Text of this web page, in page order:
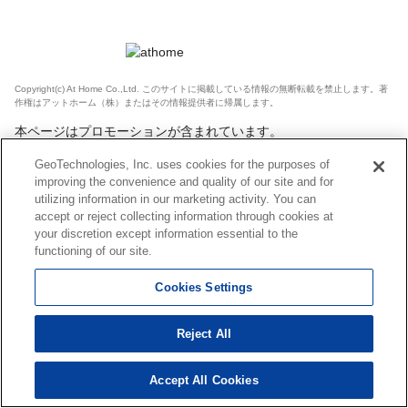
Copyright(c) At Home Co.,Ltd. このサイトに掲載している情報の無断転載を禁止します。著
作権はアットホーム（株）またはその情報提供者に帰属します。
本ページはプロモーションが含まれています。
GeoTechnologies, Inc. uses cookies for the purposes of
improving the convenience and quality of our site and for
utilizing information in our marketing activity. You can
accept or reject collecting information through cookies at
your discretion except information essential to the
functioning of our site.
Cookies Settings
Reject All
Accept All Cookies